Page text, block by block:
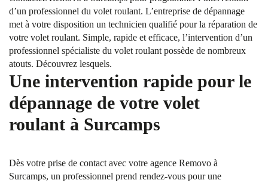
d’un professionnel du volet roulant. L’entreprise de dépannage
met à votre disposition un technicien qualifié pour la réparation de
votre volet roulant. Simple, rapide et efficace, l’intervention d’un
professionnel spécialiste du volet roulant possède de nombreux
atouts. Découvrez lesquels.
Une intervention rapide pour le
dépannage de votre volet
roulant à Surcamps
Dès votre prise de contact avec votre agence Removo à
Surcamps, un professionnel prend rendez-vous pour une